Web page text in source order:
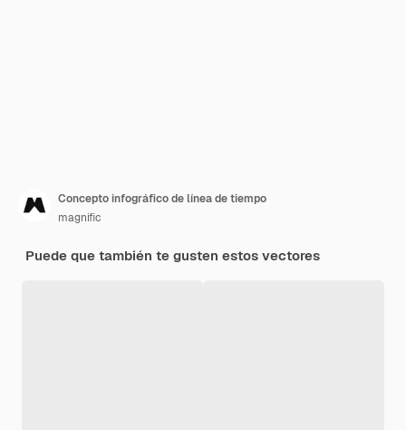
Concepto infográfico de línea de tiempo
magnific
Puede que también te gusten estos vectores